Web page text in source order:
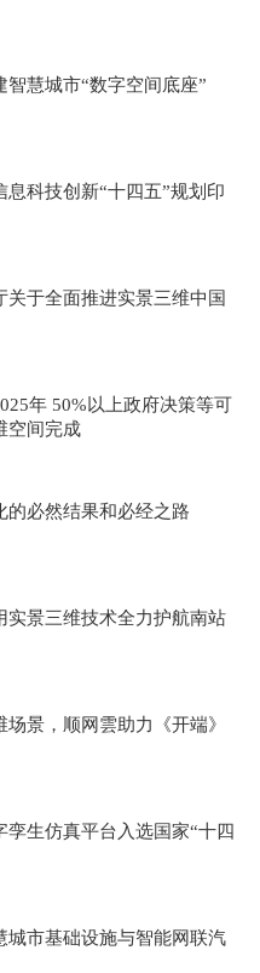
智慧城市“数字空间底座”
息科技创新“十四五”规划印
关于全面推进实景三维中国
年 50%以上政府决策等可
空间完成
的必然结果和必经之路
实景三维技术全力护航南站
景，顺网雲助力《开端》
孪生仿真平台入选国家“十四
城市基础设施与智能网联汽